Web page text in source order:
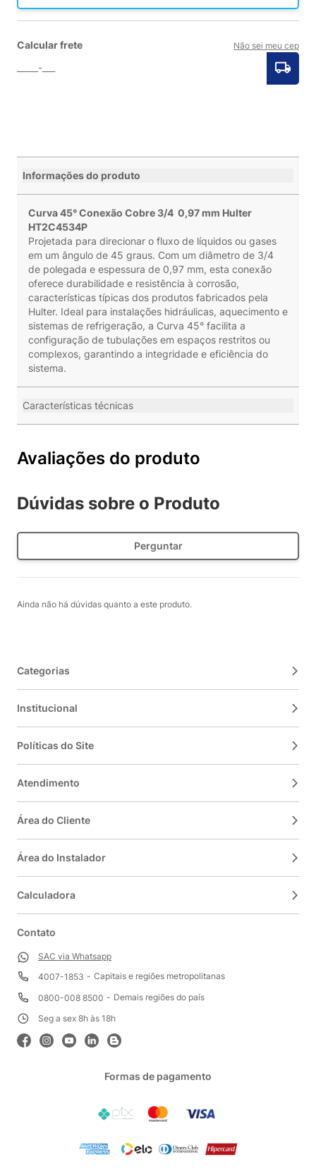
Calcular frete Não sei meu cep
Informações do produto
Curva 45° Conexão Cobre 3/4 0,97 mm Hulter
HT2C4534P
Projetada para direcionar o fluxo de líquidos ou gases
em um ângulo de 45 graus. Com um diâmetro de 3/4
de polegada e espessura de 0,97 mm, esta conexão
oferece durabilidade e resistência à corrosão,
características típicas dos produtos fabricados pela
Hulter. Ideal para instalações hidráulicas, aquecimento e
sistemas de refrigeração, a Curva 45° facilita a
configuração de tubulações em espaços restritos ou
complexos, garantindo a integridade e eficiência do
sistema.
Características técnicas
Avaliações do produto
Dúvidas sobre o Produto
Perguntar
Ainda não há dúvidas quanto a este produto.
Categorias
Institucional
Políticas do Site
Atendimento
Área do Cliente
Área do Instalador
Calculadora
Contato
SAC via Whatsapp
4007-1853
Capitais e regiões metropolitanas
0800-008 8500
Demais regiões do país
Seg a sex 8h às 18h
Formas de pagamento